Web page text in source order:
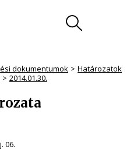
dokumentumok
Határozatok
2014.01.30.
06.